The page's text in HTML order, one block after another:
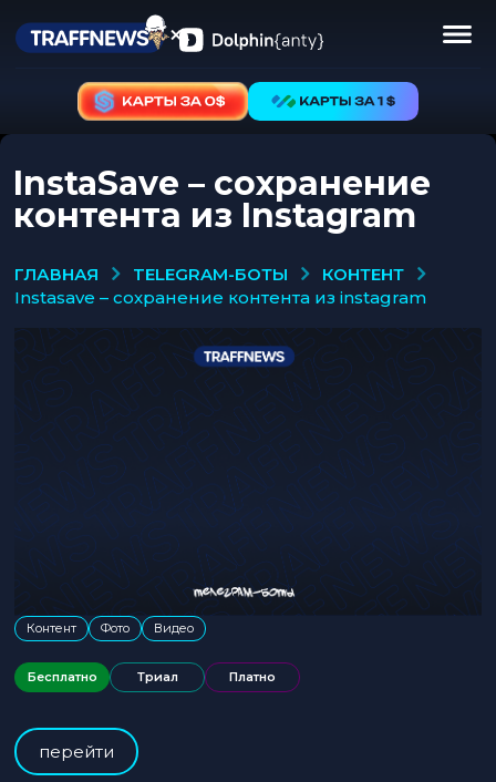
InstaSave – сохранение
контента из Instagram
ГЛАВНАЯ TELEGRAM-БОТЫ
КОНТЕНТ
instasave – сохранение контента из instagram
Контент Фото Видео
Бесплатно Триал Платно
перейти